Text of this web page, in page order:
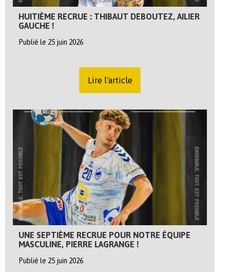
HUITIÈME RECRUE : THIBAUT DEBOUTEZ, AILIER
GAUCHE !
Publié le 25 juin 2026
Lire l'article
UNE SEPTIÈME RECRUE POUR NOTRE ÉQUIPE
MASCULINE, PIERRE LAGRANGE !
Publié le 25 juin 2026